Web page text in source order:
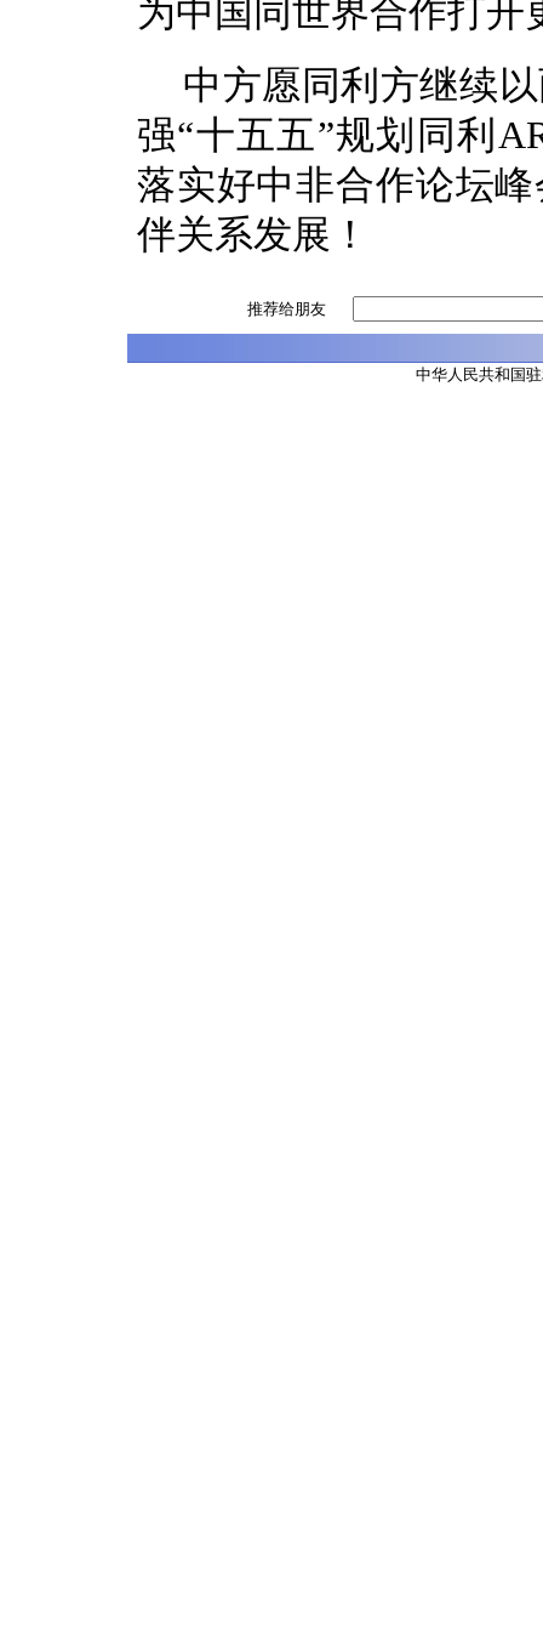
为中国同世界合作打开
中方愿同利方继续
强“十五五”规划同利
落实好中非合作论坛
伴关系发展！
推荐给朋友
中华人民共和国